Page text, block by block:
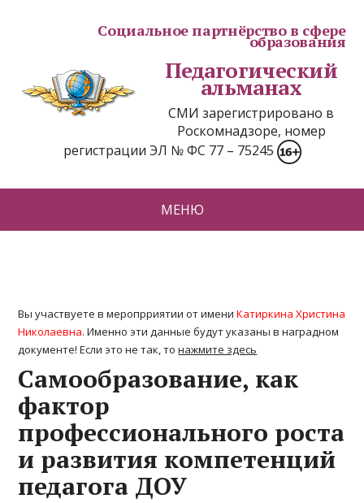
Социальное партнёрство в сфере
образования
Педагогический
альманах
СМИ зарегистрировано в
Роскомнадзоре, номер
регистрации ЭЛ № ФС 77 – 75245
МЕНЮ
Вы участвуете в меропрриятии от имениКатиркина Христина
Николаевна. Именно эти данные будут указаны в наградном
документе! Если это не так, тонажмите здесь
Самообразование, как
фактор
профессионального роста
и развития компетенций
педагога ДОУ